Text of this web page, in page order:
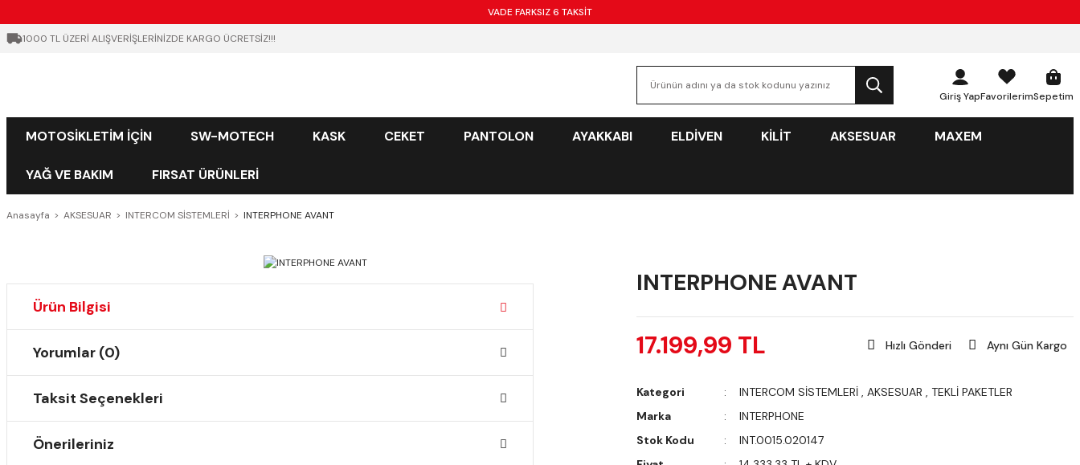
VADE FARKSIZ 6 TAKSİT
1000 TL ÜZERİ ALIŞVERİŞLERİNİZDE KARGO ÜCRETSİZ!!!
Giriş YapFavorilerimSepetim
MOTOSİKLETİM İÇİN SW-MOTECH KASK CEKET PANTOLON AYAKKABI ELDİVEN KİLİT AKSESUAR MAXEM
YAĞ VE BAKIM FIRSAT ÜRÜNLERİ
Anasayfa AKSESUAR INTERCOM SİSTEMLERİ INTERPHONE AVANT
Ürün Bilgisi
Yorumlar (0)
Taksit Seçenekleri
Önerileriniz
INTERPHONE AVANT
17.199,99 TL Hızlı Gönderi Aynı Gün Kargo
Kategori INTERCOM SİSTEMLERİ , AKSESUAR , TEKLİ PAKETLER
Marka
INTERPHONE
Stok Kodu
INT.0015.020147